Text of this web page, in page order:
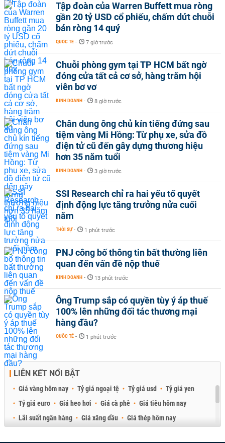
Tập đoàn của Warren Buffett mua ròng
gần 20 tỷ USD cổ phiếu, chấm dứt chuỗi
bán ròng 14 quý
QUỐC TẾ - 7 giờ trước
Chuỗi phòng gym tại TP HCM bất ngờ
đóng cửa tất cả cơ sở, hàng trăm hội
viên bơ vơ
KINH DOANH - 8 giờ trước
Chân dung ông chủ kín tiếng đứng sau
tiệm vàng Mi Hồng: Từ phụ xe, sửa đồ
điện tử cũ đến gây dựng thương hiệu
hơn 35 năm tuổi
KINH DOANH - 3 giờ trước
SSI Research chỉ ra hai yếu tố quyết
định động lực tăng trưởng nửa cuối
năm
THỜI SỰ - 1 phút trước
PNJ công bố thông tin bất thường liên
quan đến vấn đề nộp thuế
KINH DOANH - 13 phút trước
Ông Trump sắp có quyền tùy ý áp thuế
100% lên những đối tác thương mại
hàng đầu?
QUỐC TẾ - 1 phút trước
LIÊN KẾT NỔI BẬT
Giá vàng hôm nay Tỷ giá ngoại tệ Tỷ giá usd
Tỷ giá yen
Tỷ giá euro
Giá heo hơi Giá cà phê
Giá tiêu hôm nay
Lãi suất ngân hàng
Giá xăng dầu
Giá thép hôm nay